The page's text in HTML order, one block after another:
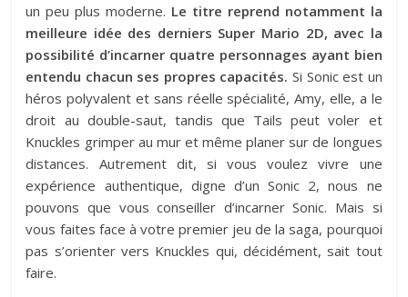
un peu plus moderne. Le titre reprend notamment la
meilleure idée des derniers Super Mario 2D, avec la
possibilité d’incarner quatre personnages ayant bien
entendu chacun ses propres capacités. Si Sonic est un
héros polyvalent et sans réelle spécialité, Amy, elle, a le
droit au double-saut, tandis que Tails peut voler et
Knuckles grimper au mur et même planer sur de longues
distances. Autrement dit, si vous voulez vivre une
expérience authentique, digne d’un Sonic 2, nous ne
pouvons que vous conseiller d’incarner Sonic. Mais si
vous faites face à votre premier jeu de la saga, pourquoi
pas s’orienter vers Knuckles qui, décidément, sait tout
faire.